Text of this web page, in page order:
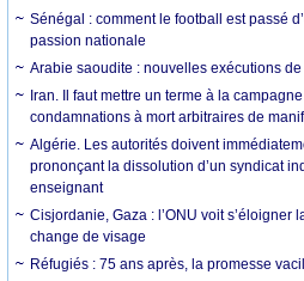
Sénégal : comment le football est passé
passion nationale
Arabie saoudite : nouvelles exécutions
Iran. Il faut mettre un terme à la
condamnations à mort arbitraires de
Algérie. Les autorités doivent
prononçant la dissolution d’un syndicat
enseignant
Cisjordanie, Gaza : l’ONU voit s’éloigner
change de visage
Réfugiés : 75 ans après, la promesse